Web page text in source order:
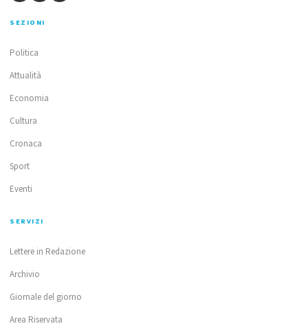
SEZIONI
Politica
Attualità
Economia
Cultura
Cronaca
Sport
Eventi
SERVIZI
Lettere in Redazione
Archivio
Giornale del giorno
Area Riservata